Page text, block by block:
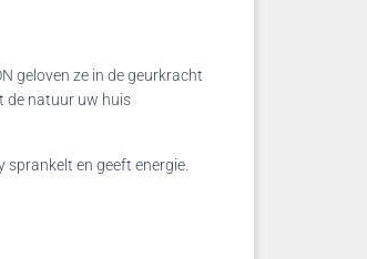
geloven ze in de geurkracht
de natuur uw huis
sprankelt en geeft energie.